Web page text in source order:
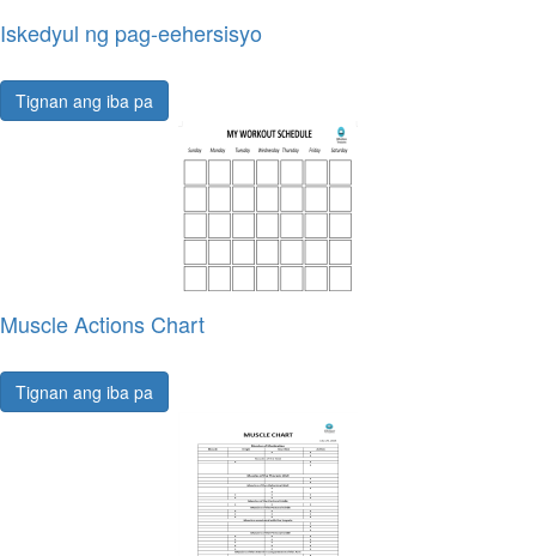
Iskedyul ng pag-eehersisyo
Tignan ang iba pa
Muscle Actions Chart
Tignan ang iba pa